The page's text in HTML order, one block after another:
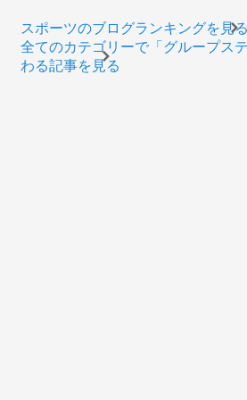
スポーツのブログランキングを見る
全てのカテゴリーで「グループス
わる記事を見る